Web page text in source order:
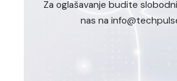
Za oglašavanje budite
nas na